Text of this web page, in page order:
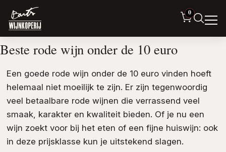
0
Beste rode wijn onder de 10 euro
Een goede rode wijn onder de 10 euro vinden hoeft
helemaal niet moeilijk te zijn. Er zijn tegenwoordig
veel betaalbare rode wijnen die verrassend veel
smaak, karakter en kwaliteit bieden. Of je nu een
wijn zoekt voor bij het eten of een fijne huiswijn: ook
in deze prijsklasse kun je uitstekend slagen.